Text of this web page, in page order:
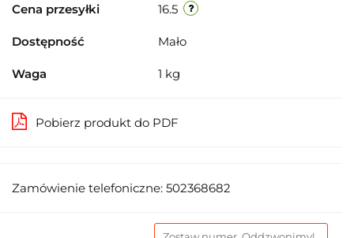
Cena przesyłki 16.5
Dostępność Mało
Waga 1 kg
Pobierz produkt do PDF
Zamówienie telefoniczne: 502368682